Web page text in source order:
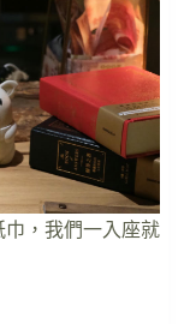
，我們一入座就